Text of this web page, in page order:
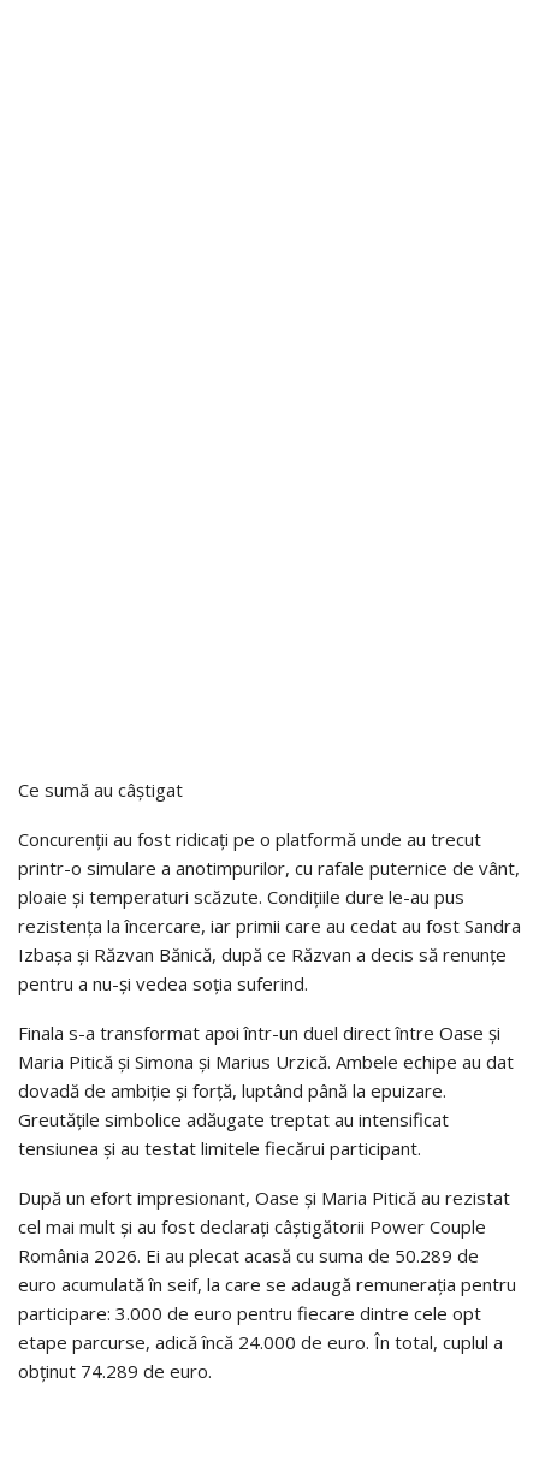
Ce sumă au câștigat
Concurenții au fost ridicați pe o platformă unde au trecut
printr-o simulare a anotimpurilor, cu rafale puternice de vânt,
ploaie și temperaturi scăzute. Condițiile dure le-au pus
rezistența la încercare, iar primii care au cedat au fost Sandra
Izbașa și Răzvan Bănică, după ce Răzvan a decis să renunțe
pentru a nu-și vedea soția suferind.
Finala s-a transformat apoi într-un duel direct între Oase și
Maria Pitică și Simona și Marius Urzică. Ambele echipe au dat
dovadă de ambiție și forță, luptând până la epuizare.
Greutățile simbolice adăugate treptat au intensificat
tensiunea și au testat limitele fiecărui participant.
După un efort impresionant, Oase și Maria Pitică au rezistat
cel mai mult și au fost declarați câștigătorii Power Couple
România 2026. Ei au plecat acasă cu suma de 50.289 de
euro acumulată în seif, la care se adaugă remunerația pentru
participare: 3.000 de euro pentru fiecare dintre cele opt
etape parcurse, adică încă 24.000 de euro. În total, cuplul a
obținut 74.289 de euro.